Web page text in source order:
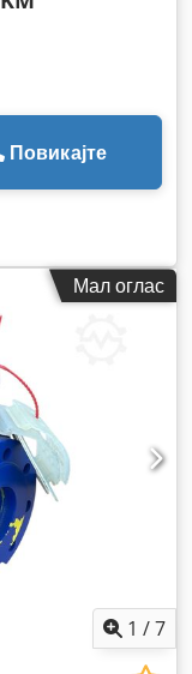
Повикајте
Мал оглас
1 /7